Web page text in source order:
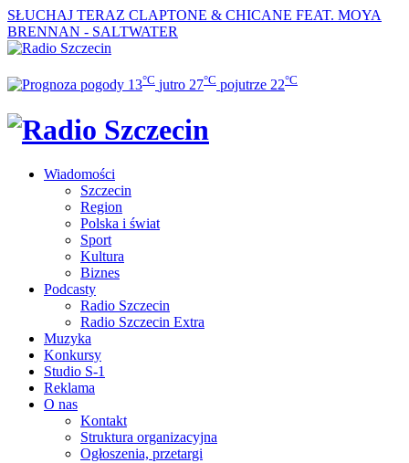
SŁUCHAJ TERAZ CLAPTONE & CHICANE FEAT. MOYA
BRENNAN - SALTWATER
13°C jutro 27°C pojutrze 22°C
Wiadomości
Szczecin
Region
Polska i świat
Sport
Kultura
Biznes
Podcasty
Radio Szczecin
Radio Szczecin Extra
Muzyka
Konkursy
Studio S-1
Reklama
O nas
Kontakt
Struktura organizacyjna
Ogłoszenia, przetargi